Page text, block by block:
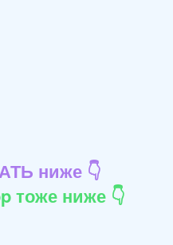
ниже 👇
тоже ниже 👇